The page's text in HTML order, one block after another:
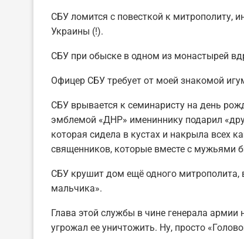
СБУ ломится с повесткой к митрополиту,
Украины (!).
СБУ при обыске в одном из монастырей
Офицер СБУ требует от моей знакомой
СБУ врывается к семинаристу на день
эмблемой «ДНР» имениннику подарил
которая сидела в кустах и накрыла всех
священников, которые вместе с мужьями
СБУ крушит дом ещё одного митрополита,
мальчика».
Глава этой службы в чине генерала
угрожал ее уничтожить. Ну, просто